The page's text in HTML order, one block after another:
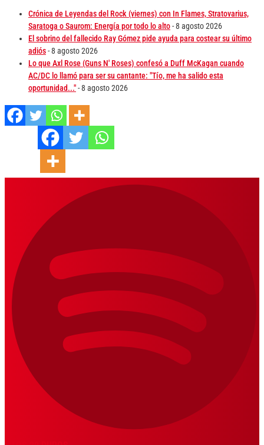
Crónica de Leyendas del Rock (viernes) con In Flames, Stratovarius,
Saratoga o Saurom: Energía por todo lo alto- 8 agosto 2026
El sobrino del fallecido Ray Gómez pide ayuda para costear su último
adiós- 8 agosto 2026
Lo que Axl Rose (Guns N' Roses) confesó a Duff McKagan cuando
AC/DC lo llamó para ser su cantante: "Tío, me ha salido esta
oportunidad..."- 8 agosto 2026